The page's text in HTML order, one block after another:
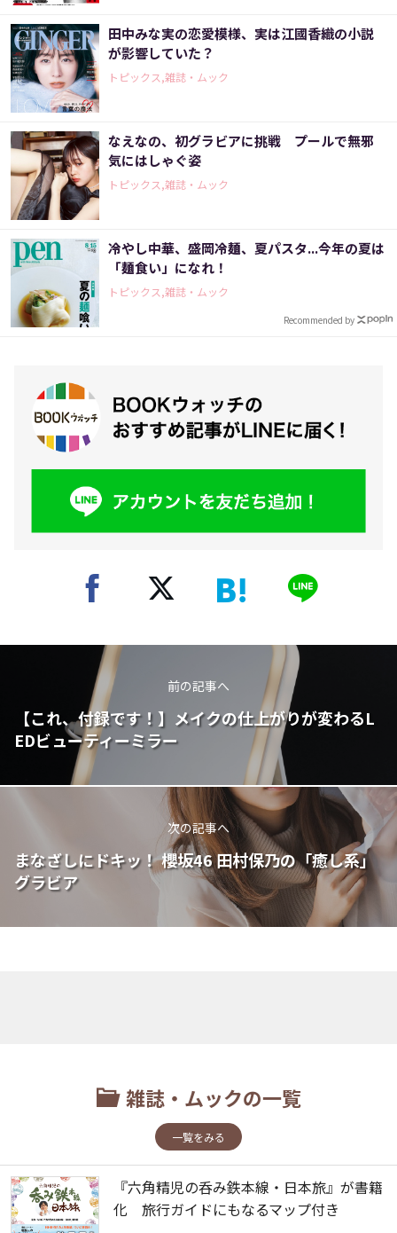
田中みな実の恋愛模様、実は江國香織の小説
が影響していた？
トピックス,雑誌・ムック
なえなの、初グラビアに挑戦 プールで無邪
気にはしゃぐ姿
トピックス,雑誌・ムック
冷やし中華、盛岡冷麺、夏パスタ...今年の夏は
「麺食い」になれ！
トピックス,雑誌・ムック
Recommended by
前の記事へ
【これ、付録です！】メイクの仕上がりが変わるL
EDビューティーミラー
次の記事へ
まなざしにドキッ！ 櫻坂46 田村保乃の「癒し系」
グラビア
雑誌・ムックの一覧
一覧をみる
『六角精児の呑み鉄本線・日本旅』が書籍
化 旅行ガイドにもなるマップ付き